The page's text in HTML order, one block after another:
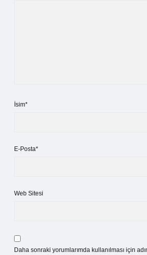
İsim*
E-Posta*
Web Sitesi
Daha sonraki yorumlarımda kullanılması için